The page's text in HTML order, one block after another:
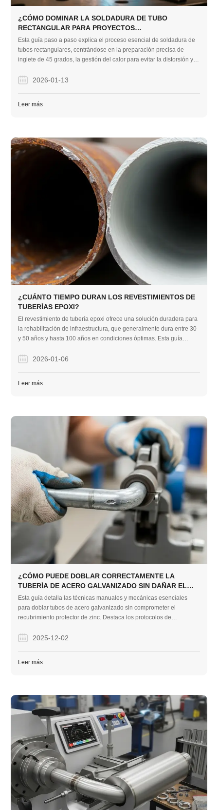
¿CÓMO DOMINAR LA SOLDADURA DE TUBO
RECTANGULAR PARA PROYECTOS
ESTRUCTURALES?
Esta guía paso a paso explica el proceso esencial de soldadura de
tubos rectangulares, centrándose en la preparación precisa de
inglete de 45 grados, la gestión del calor para evitar la distorsión y la
Proporciona asesoramiento práctico para lograr uniones fuertes y
2026-01-13
Leer más
¿CUÁNTO TIEMPO DURAN LOS REVESTIMIENTOS DE
TUBERÍAS EPOXI?
El revestimiento de tubería epoxi ofrece una solución duradera para
la rehabilitación de infraestructura, que generalmente dura entre 30
y 50 años y hasta 100 años en condiciones óptimas. Esta guía
beneficios de costo de la reparación sin zanjas en comparación con
2026-01-06
Leer más
¿CÓMO PUEDE DOBLAR CORRECTAMENTE LA
TUBERÍA DE ACERO GALVANIZADO SIN DAÑAR EL
REVESTIMIENTO?
Esta guía detalla las técnicas manuales y mecánicas esenciales
para doblar tubos de acero galvanizado sin comprometer el
recubrimiento protector de zinc. Destaca los protocolos de
mantener la integridad estructural durante el proceso.
2025-12-02
Leer más